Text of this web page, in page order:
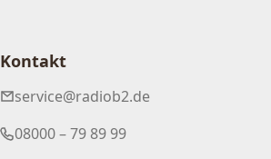
Kontakt
service@radiob2.de
08000 – 79 89 99